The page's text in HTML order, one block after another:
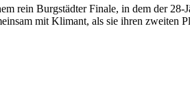
rein Burgstädter Finale, in dem der
mit Klimant, als sie ihren zweiten